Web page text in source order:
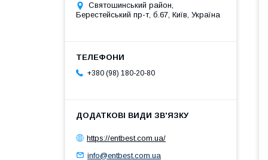
Святошинський район,
Берестейський пр-т, б.67, Київ, Україна
+380 (98) 180-20-80
https://entbest.com.ua/
info@entbest.com.ua